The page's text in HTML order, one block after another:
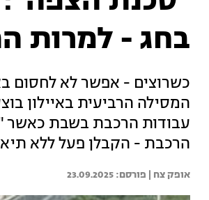
בחג - למרות
כשרוצים - אפשר לא לחסום
המסילה הרביעית באיילון
עבודות הרכבת בשבת כאשר
הרכבת - הקבלן פעל ללא
אופק צח | 23.09.2025